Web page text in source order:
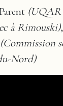
(UQAR
à Rimouski)
(Commission
Nord)